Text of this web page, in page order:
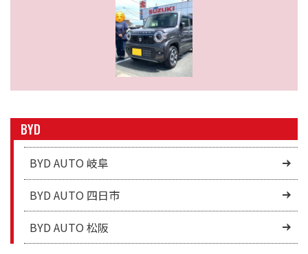
BYD
BYD AUTO 岐阜
BYD AUTO 四日市
BYD AUTO 松阪